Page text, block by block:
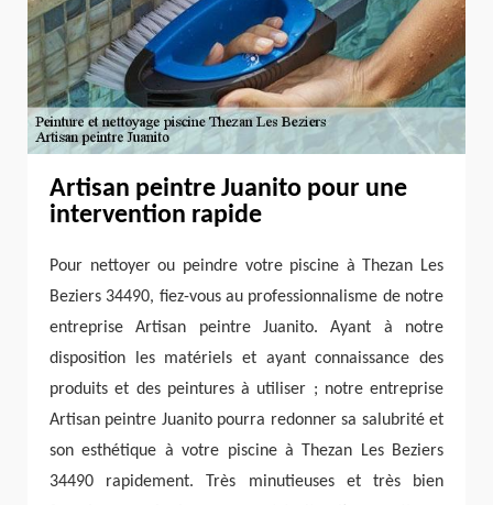
Artisan peintre Juanito pour une
intervention rapide
Pour nettoyer ou peindre votre piscine à Thezan Les
Beziers 34490, fiez-vous au professionnalisme de notre
entreprise Artisan peintre Juanito. Ayant à notre
disposition les matériels et ayant connaissance des
produits et des peintures à utiliser ; notre entreprise
Artisan peintre Juanito pourra redonner sa salubrité et
son esthétique à votre piscine à Thezan Les Beziers
34490 rapidement. Très minutieuses et très bien